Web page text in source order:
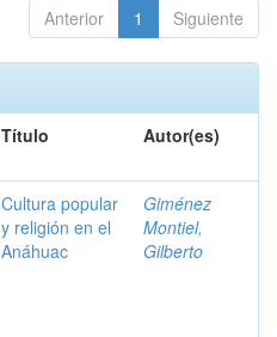
Anterior 1 Siguiente
Título Autor(es)
Cultura popular
y religión en el
Anáhuac
Giménez
Montiel,
Gilberto